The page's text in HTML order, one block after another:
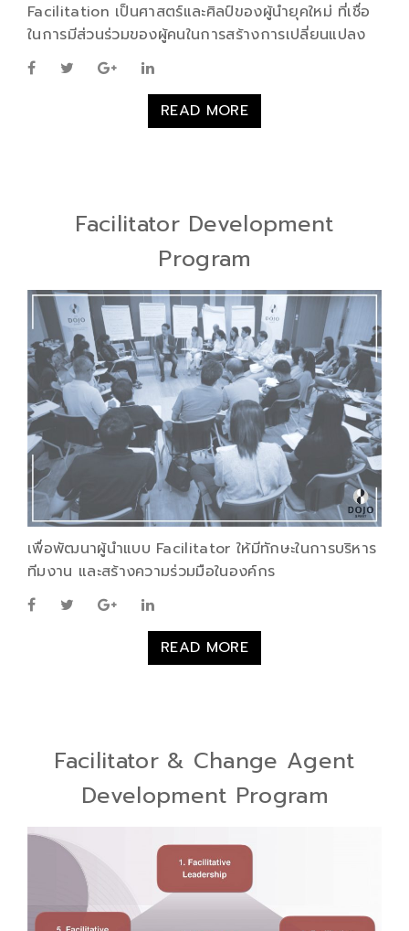
Facilitation เป็นศาสตร์และศิลป์ของผู้นำยุคใหม่ ที่เชื่อ
ในการมีส่วนร่วมของผู้คนในการสร้างการเปลี่ยนแปลง
READ MORE
Facilitator Development
Program
เพื่อพัฒนาผู้นำแบบ Facilitator ให้มีทักษะในการบริหาร
ทีมงาน และสร้างความร่วมมือในองค์กร
READ MORE
Facilitator & Change Agent
Development Program